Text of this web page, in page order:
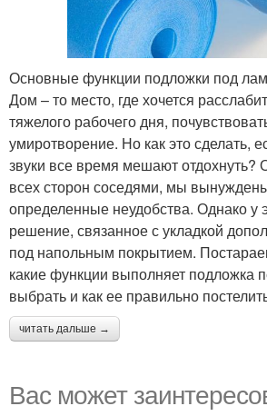
Основные функции подложки под
Дом – то место, где хочется
тяжелого рабочего дня,
умиротворение. Но как это сделать,
звуки все время мешают отдохнуть?
всех сторон соседями, мы
определенные неудобства. Однако у
решение, связанное с укладкой
под напольным покрытием.
какие функции выполняет подложка
выбрать и как ее правильно
читать дальше →
Вас может